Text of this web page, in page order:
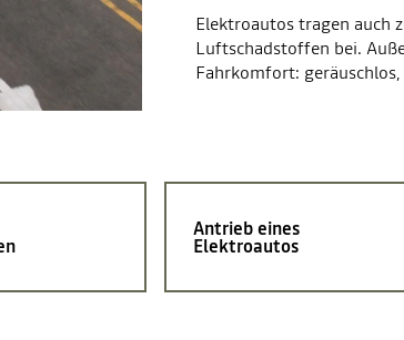
Elektroautos tragen auch
Luftschadstoffen bei.
Fahrkomfort:
Antrieb eines
Elektroautos